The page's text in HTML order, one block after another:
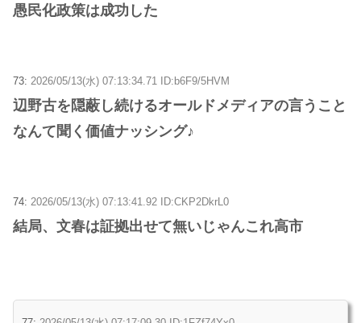
愚民化政策は成功した
73: 2026/05/13(水) 07:13:34.71 ID:b6F9/5HVM
辺野古を隠蔽し続けるオールドメディアの言うこと
なんて聞く価値ナッシング♪
74: 2026/05/13(水) 07:13:41.92 ID:CKP2DkrL0
結局、文春は証拠出せて無いじゃんこれ高市